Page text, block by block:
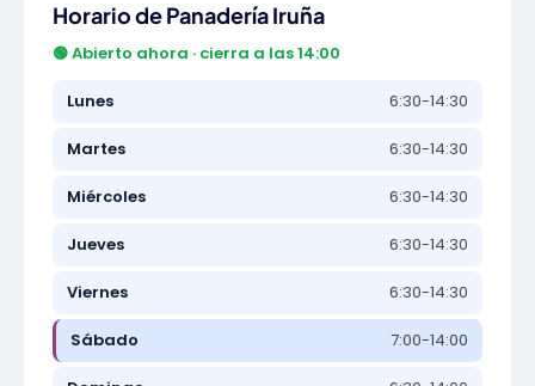
Horario de Panadería Iruña
🟢 Abierto ahora · cierra a las 14:00
Lunes 6:30-14:30
Martes 6:30-14:30
Miércoles 6:30-14:30
Jueves 6:30-14:30
Viernes 6:30-14:30
Sábado 7:00-14:00